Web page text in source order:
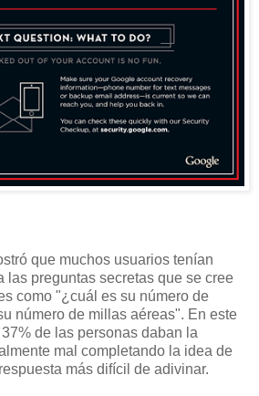
que muchos usuarios tenían
las preguntas secretas que se cree
como "¿cuál es su número de
número de millas aéreas". En este
de las personas daban la
mal completando la idea de
más difícil de adivinar.